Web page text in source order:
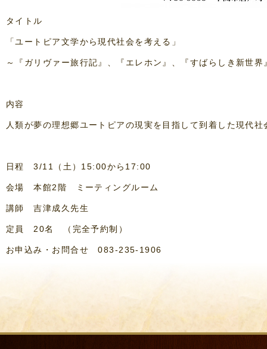
タイトル
「ユートピア文学から現代社会を考える」
～『ガリヴァー旅行記』、『エレホン』、『すばらしき新世界
内容
人類が夢の理想郷ユートピアの現実を目指して到着した現代
日程 3/11（土）15:00から17:00
会場 本館2階 ミーティングルーム
講師 吉津成久先生
定員 20名 （完全予約制）
お申込み・お問合せ 083-235-1906